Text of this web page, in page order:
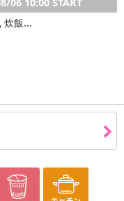
06 10:00 START
炊飯...